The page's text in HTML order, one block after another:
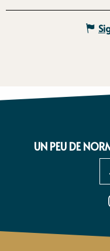
UN PEU DE